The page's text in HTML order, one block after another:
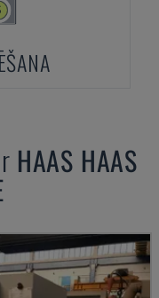
HAAS HAAS